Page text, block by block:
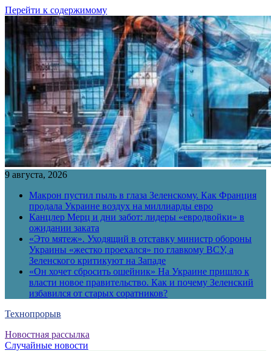
Перейти к содержимому
9 августа, 2026
Макрон пустил пыль в глаза Зеленскому. Как Франция
продала Украине воздух на миллиарды евро
Канцлер Мерц и дни забот: лидеры «евродвойки» в
ожидании заката
«Это мятеж». Уходящий в отставку министр обороны
Украины «жестко проехался» по главкому ВСУ, а
Зеленского критикуют на Западе
«Он хочет сбросить ошейник» На Украине пришло к
власти новое правительство. Как и почему Зеленский
избавился от старых соратников?
Технопрорыв
Новостная рассылка
Случайные новости